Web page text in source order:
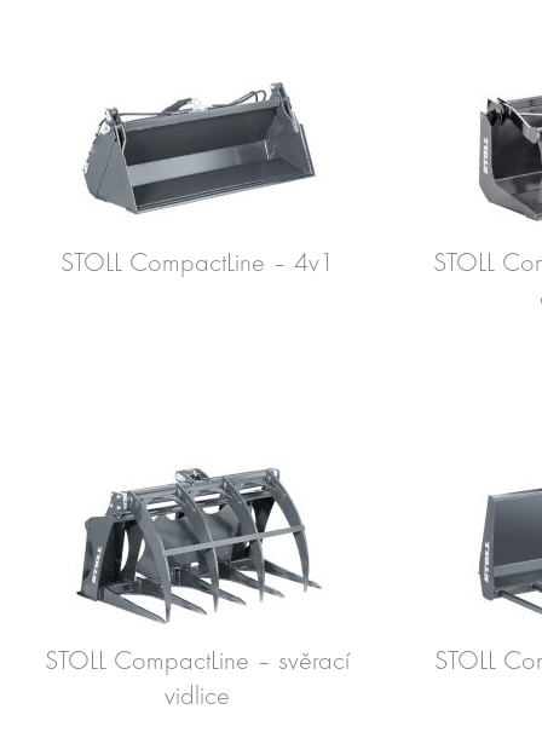
STOLL CompactLine – 4v1
STOLL
STOLL CompactLine – svěrací
vidlice
STOLL